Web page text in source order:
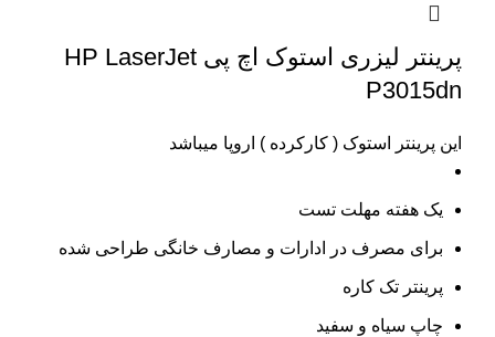
پرینتر لیزری استوک اچ پی HP LaserJet
P3015dn
این پرینتر استوک ( کارکرده ) اروپا میباشد
یک هفته مهلت تست
برای مصرف در ادارات و مصارف خانگی طراحی شده
پرینتر تک کاره
چاپ سیاه و سفید